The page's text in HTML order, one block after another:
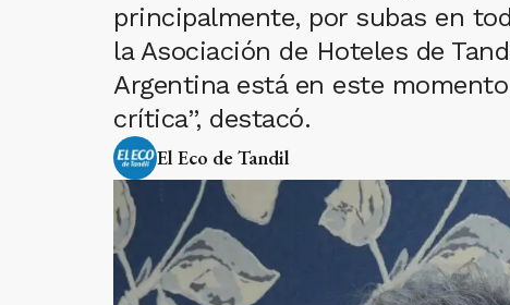
principalmente, por subas en
la Asociación de Hoteles de
Argentina está en este
crítica”, destacó.
El Eco de Tandil